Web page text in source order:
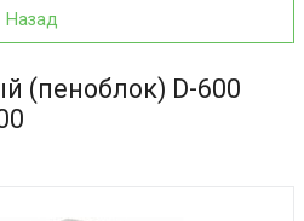
Назад
(пеноблок) D-600